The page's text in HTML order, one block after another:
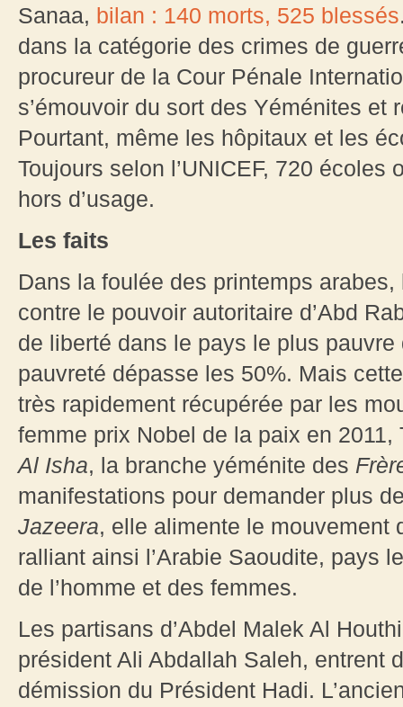
Sanaa, bilan : 140 morts, 525 blessés
dans la catégorie des crimes de
procureur de la Cour Pénale
s’émouvoir du sort des Yéménites
Pourtant, même les hôpitaux et les
Toujours selon l’UNICEF, 720
hors d’usage.
Les faits
Dans la foulée des printemps
contre le pouvoir autoritaire d’Abd
de liberté dans le pays le plus
pauvreté dépasse les 50%. Mais
très rapidement récupérée par les
femme prix Nobel de la paix en
Al Isha, la branche yéménite des
manifestations pour demander plus
Jazeera, elle alimente le mouvement
ralliant ainsi l’Arabie Saoudite, pays
de l’homme et des femmes.
Les partisans d’Abdel Malek Al
président Ali Abdallah Saleh, entrent
démission du Président Hadi.